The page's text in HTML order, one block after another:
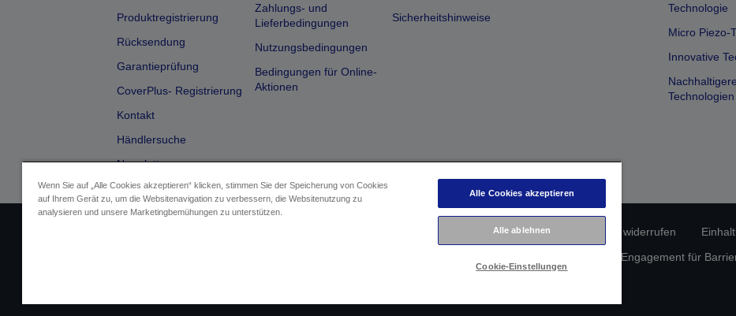
Produktregistrierung
Rücksendung
Garantieprüfung
CoverPlus- Registrierung
Kontakt
Händlersuche
Newsletter
Zahlungs- und
Lieferbedingungen
Nutzungsbedingungen
Bedingungen für Online-
Aktionen
Sicherheitshinweise
Technologie
Micro Piezo-
Innovative
Nachhaltigere
Technologien
Datenschutzrichtlinie Vertrag widerrufen
Epson Engagement für
Wenn Sie auf „Alle Cookies akzeptieren“ klicken, stimmen Sie der Speicherung von Cookies
auf Ihrem Gerät zu, um die Websitenavigation zu verbessern, die Websitenutzung zu
analysieren und unsere Marketingbemühungen zu unterstützen.
Alle Cookies akzeptieren
Alle ablehnen
Cookie-Einstellungen